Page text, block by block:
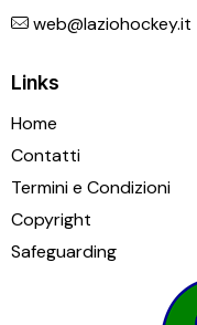
web@laziohockey.it
Links
Home
Contatti
Termini e Condizioni
Copyright
Safeguarding